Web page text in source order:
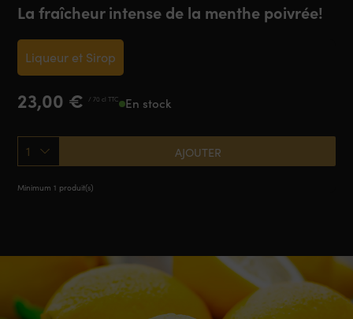
La fraîcheur intense de la menthe poivrée!
23,00 € / 70 cl TTC En stock
1 AJOUTER
Minimum 1 produit(s)
Liqueur et Sirop